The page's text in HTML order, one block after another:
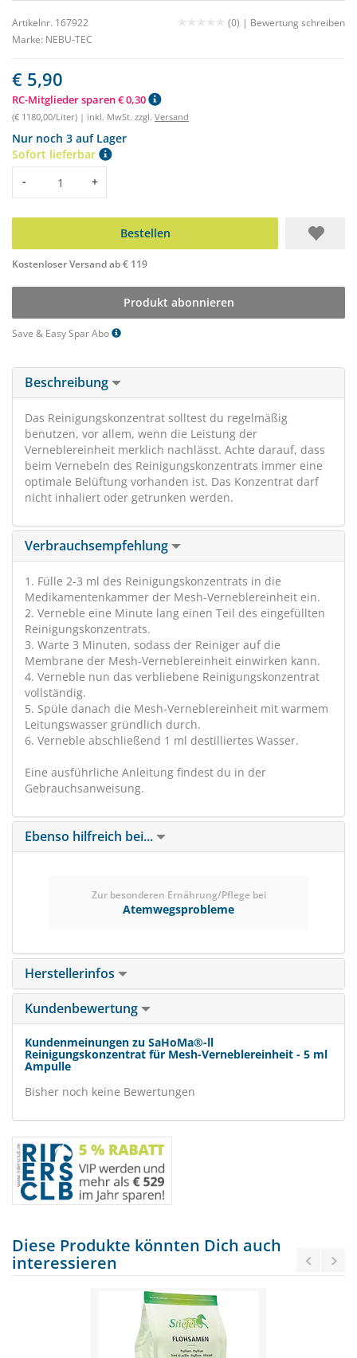
Artikelnr. 167922 (0) | Bewertung schreiben
Marke: NEBU-TEC
€ 5,90
RC-Mitglieder sparen € 0,30
(€ 1180,00/Liter) | inkl. MwSt. zzgl. Versand
Nur noch 3 auf Lager
Sofort lieferbar
Menge
- +
Bestellen
Kostenloser Versand ab € 119
Produkt abonnieren
Save & Easy Spar Abo
Beschreibung
Das Reinigungskonzentrat solltest du regelmäßig
benutzen, vor allem, wenn die Leistung der
Verneblereinheit merklich nachlässt. Achte darauf, dass
beim Vernebeln des Reinigungskonzentrats immer eine
optimale Belüftung vorhanden ist. Das Konzentrat darf
nicht inhaliert oder getrunken werden.
Verbrauchsempfehlung
1. Fülle 2-3 ml des Reinigungskonzentrats in die
Medikamentenkammer der Mesh-Verneblereinheit ein.
2. Verneble eine Minute lang einen Teil des eingefüllten
Reinigungskonzentrats.
3. Warte 3 Minuten, sodass der Reiniger auf die
Membrane der Mesh-Verneblereinheit einwirken kann.
4. Verneble nun das verbliebene Reinigungskonzentrat
vollständig.
5. Spüle danach die Mesh-Verneblereinheit mit warmem
Leitungswasser gründlich durch.
6. Verneble abschließend 1 ml destilliertes Wasser.
Eine ausführliche Anleitung findest du in der
Gebrauchsanweisung.
Ebenso hilfreich bei...
Zur besonderen Ernährung/Pflege bei
Atemwegsprobleme
Herstellerinfos
Kundenbewertung
Kundenmeinungen zu SaHoMa®-ll
Reinigungskonzentrat für Mesh-Verneblereinheit - 5 ml
Ampulle
Bisher noch keine Bewertungen
Diese Produkte könnten Dich auch
interessieren